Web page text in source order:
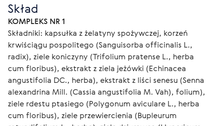
Skład
KOMPLEKS NR 1
Składniki: kapsułka z żelatyny spożywczej, korzeń
krwiściągu pospolitego (Sanguisorba officinalis L.,
radix), ziele koniczyny (Trifolium pratense L., herba
cum floribus), ekstrakt z ziela jeżówki (Echinacea
angustifolia DC., herba), ekstrakt z liści senesu (Senna
alexandrina Mill. (Cassia angustifolia M. Vah), folium),
ziele rdestu ptasiego (Polygonum aviculare L., herba
cum floribus), ziele przewiercienia (Bupleurum